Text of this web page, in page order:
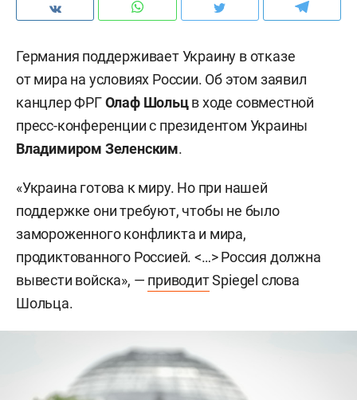
Германия поддерживает Украину в отказе
от мира на условиях России. Об этом заявил
канцлер ФРГОлаф Шольцв ходе совместной
пресс-конференции с президентом Украины
Владимиром Зеленским.
«Украина готова к миру. Но при нашей
поддержке они требуют, чтобы не было
замороженного конфликта и мира,
продиктованного Россией. <…> Россия должна
вывести войска», — приводитSpiegel слова
Шольца.